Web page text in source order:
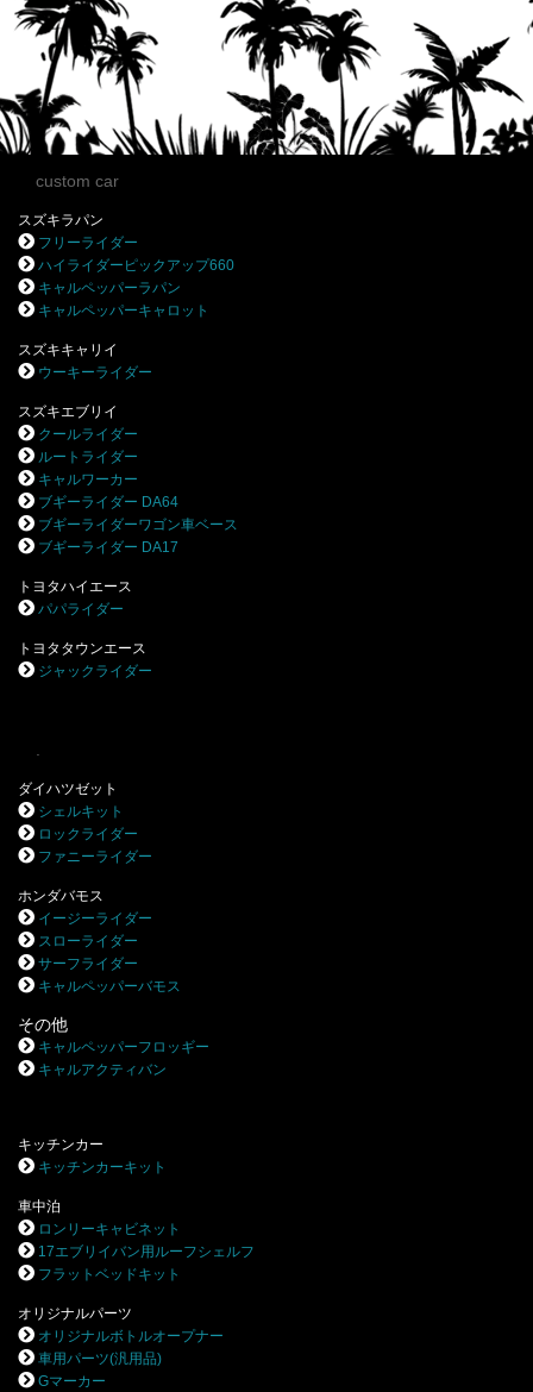
custom car
スズキラパン
フリーライダー
ハイライダーピックアップ660
キャルペッパーラパン
キャルペッパーキャロット
スズキキャリイ
ウーキーライダー
スズキエブリイ
クールライダー
ルートライダー
キャルワーカー
ブギーライダー DA64
ブギーライダーワゴン車ベース
ブギーライダー DA17
トヨタハイエース
パパライダー
トヨタタウンエース
ジャックライダー
ダイハツゼット
シェルキット
ロックライダー
ファニーライダー
ホンダバモス
イージーライダー
スローライダー
サーフライダー
キャルペッパーバモス
その他
キャルペッパーフロッギー
キャルアクティバン
キッチンカー
キッチンカーキット
車中泊
ロンリーキャビネット
17エブリイバン用ルーフシェルフ
フラットベッドキット
オリジナルパーツ
オリジナルボトルオープナー
車用パーツ(汎用品)
Gマーカー